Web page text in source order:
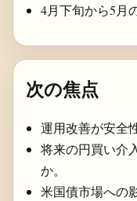
4月下旬から5月
次の焦点
運用改善が安全
将来の円買い介
か。
米国債市場への